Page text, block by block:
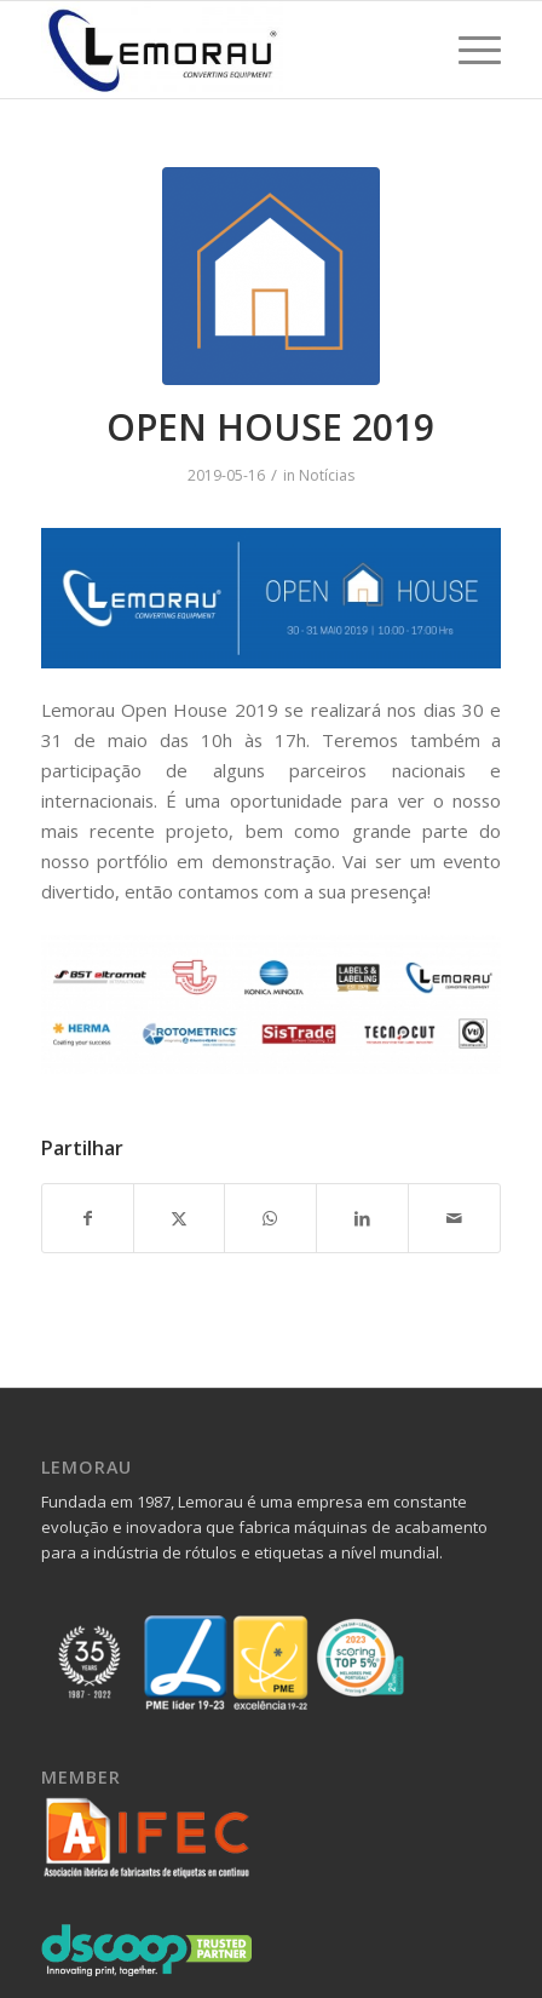
OPEN HOUSE 2019
2019-05-16 / in Notícias
Lemorau Open House 2019 se realizará nos dias 30 e
31 de maio das 10h às 17h. Teremos também a
participação de alguns parceiros nacionais e
internacionais. É uma oportunidade para ver o nosso
mais recente projeto, bem como grande parte do
nosso portfólio em demonstração. Vai ser um evento
divertido, então contamos com a sua presença!
Partilhar
LEMORAU
Fundada em 1987, Lemorau é uma empresa em constante
evolução e inovadora que fabrica máquinas de acabamento
para a indústria de rótulos e etiquetas a nível mundial.
MEMBER